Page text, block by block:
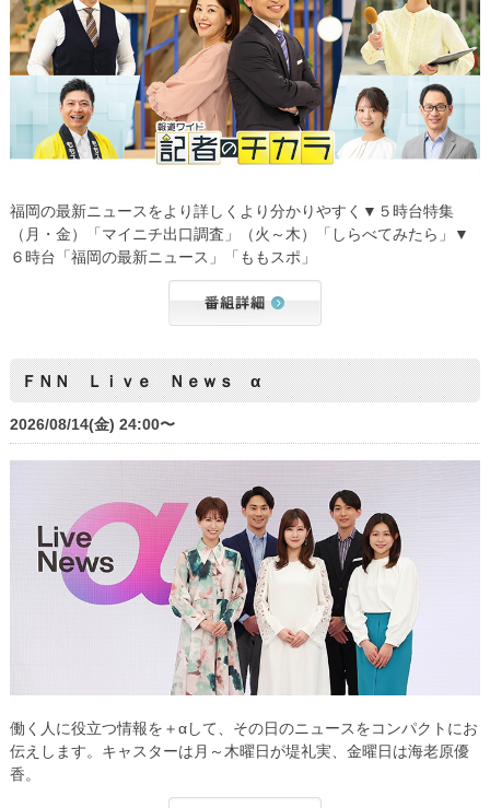
福岡の最新ニュースをより詳しくより分かりやすく▼５時台特集
（月・金）「マイニチ出口調査」（火～木）「しらべてみたら」▼
６時台「福岡の最新ニュース」「ももスポ」
ＦＮＮ Ｌｉｖｅ Ｎｅｗｓ α
2026/08/14(金) 24:00〜
働く人に役立つ情報を＋αして、その日のニュースをコンパクトにお
伝えします。キャスターは月～木曜日が堤礼実、金曜日は海老原優
香。